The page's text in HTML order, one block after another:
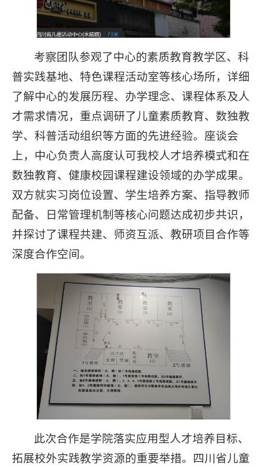
考察团队参观了中心的素质教育教学区、科
普实践基地、特色课程活动室等核心场所，详细
了解中心的发展历程、办学理念、课程体系及人
才需求情况，重点调研了儿童素质教育、数独教
学、科普活动组织等方面的先进经验。座谈会
上，中心负责人高度认可我校人才培养模式和在
数独教育、健康校园课程建设领域的办学成果。
双方就实习岗位设置、学生培养方案、指导教师
配备、日常管理机制等核心问题达成初步共识，
并探讨了课程共建、师资互派、教研项目合作等
深度合作空间。
此次合作是学院落实应用型人才培养目标、
拓展校外实践教学资源的重要举措。四川省儿童